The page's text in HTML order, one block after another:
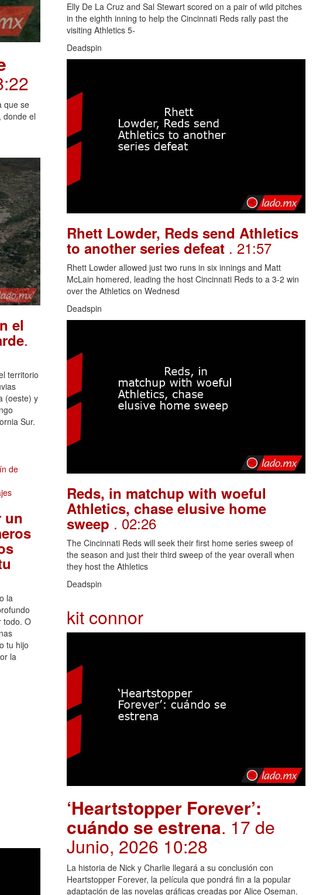
que se
donde el
el
.
territorio
(oeste) y
Sur.
un
la
todo. O
tu hijo
la
Elly De La Cruz and Sal Stewart scored on a pair of wild pitches
in the eighth inning to help the Cincinnati Reds rally past the
visiting Athletics 5-
Deadspin
Rhett Lowder, Reds send Athletics
to another series defeat . 21:57
Rhett Lowder allowed just two runs in six innings and Matt
McLain homered, leading the host Cincinnati Reds to a 3-2 win
over the Athletics on Wednesd
Deadspin
Reds, in matchup with woeful
Athletics, chase elusive home
sweep . 02:26
The Cincinnati Reds will seek their first home series sweep of
the season and just their third sweep of the year overall when
they host the Athletics
Deadspin
kit connor
‘Heartstopper Forever’:
cuándo se estrena. 17 de
Junio, 2026 10:28
La historia de Nick y Charlie llegará a su conclusión con
Heartstopper Forever, la película que pondrá fin a la popular
adaptación de las novelas gráficas creadas por Alice Oseman.